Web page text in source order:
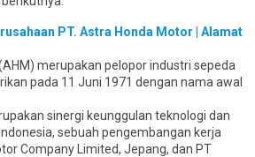
PT. Astra Honda Motor | Alamat
merupakan pelopor industri sepeda
pada 11 Juni 1971 dengan nama awal
sinergi keunggulan teknologi dan
sebuah pengembangan kerja
Company Limited, Jepang, dan PT